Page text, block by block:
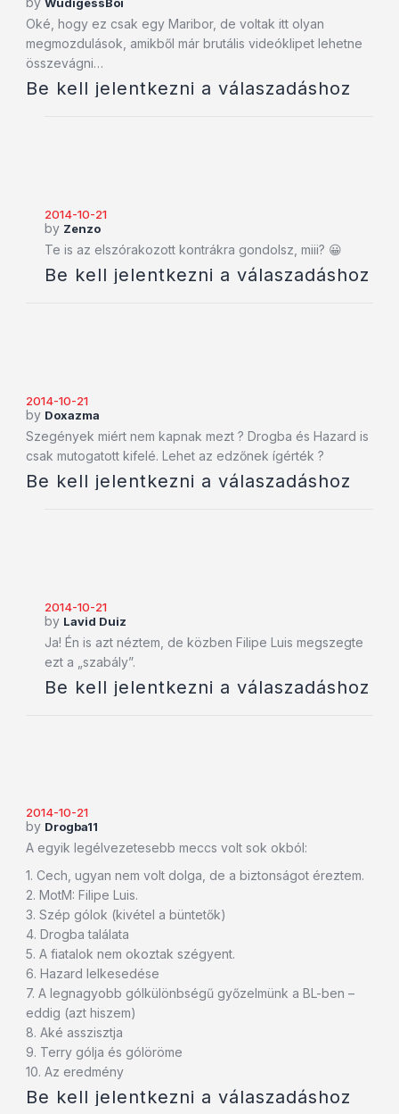
Oké, hogy ez csak egy Maribor, de voltak itt olyan
megmozdulások, amikből már brutális videóklipet lehetne
összevágni…
Be kell jelentkezni a válaszadáshoz
2014-10-21
by Zenzo
Te is az elszórakozott kontrákra gondolsz, miii? 😀
Be kell jelentkezni a válaszadáshoz
2014-10-21
by Doxazma
Szegények miért nem kapnak mezt ? Drogba és Hazard is
csak mutogatott kifelé. Lehet az edzőnek ígérték ?
Be kell jelentkezni a válaszadáshoz
2014-10-21
by Lavid Duiz
Ja! Én is azt néztem, de közben Filipe Luis megszegte
ezt a „szabály”.
Be kell jelentkezni a válaszadáshoz
2014-10-21
by Drogba11
A egyik legélvezetesebb meccs volt sok okból:
1. Cech, ugyan nem volt dolga, de a biztonságot éreztem.
2. MotM: Filipe Luis.
3. Szép gólok (kivétel a büntetők)
4. Drogba találata
5. A fiatalok nem okoztak szégyent.
6. Hazard lelkesedése
7. A legnagyobb gólkülönbségű győzelmünk a BL-ben –
eddig (azt hiszem)
8. Aké asszisztja
9. Terry gólja és gólöröme
10. Az eredmény
Be kell jelentkezni a válaszadáshoz